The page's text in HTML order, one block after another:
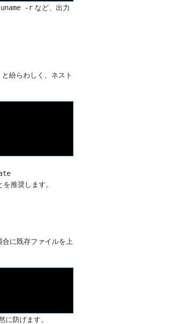
uname -r など、出力
紛らわしく、ネスト
推奨します。
に既存ファイルを上
防げます。